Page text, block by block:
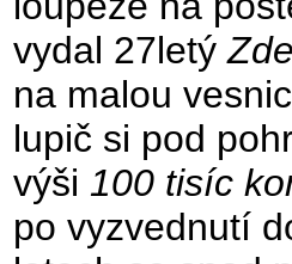
vydal 27letý
na malou
lupič si pod
výši 100 tisíc
po vyzvednutí